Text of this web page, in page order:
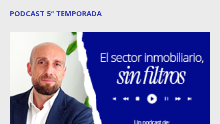
PODCAST 5ª TEMPORADA